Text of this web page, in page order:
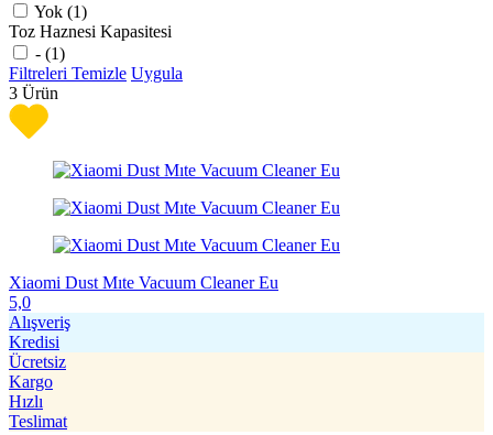
Yok (1)
Toz Haznesi Kapasitesi
- (1)
Filtreleri Temizle Uygula
3 Ürün
Xiaomi Dust Mıte Vacuum Cleaner Eu
5,0
Alışveriş
Kredisi
Ücretsiz
Kargo
Hızlı
Teslimat